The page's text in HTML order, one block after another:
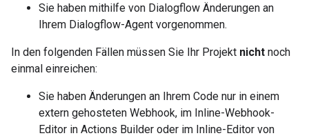
Sie haben mithilfe von Dialogflow Änderungen an
Ihrem Dialogflow-Agent vorgenommen.
In den folgenden Fällen müssen Sie Ihr Projekt nicht noch
einmal einreichen:
Sie haben Änderungen an Ihrem Code nur in einem
extern gehosteten Webhook, im Inline-Webhook-
Editor in Actions Builder oder im Inline-Editor von